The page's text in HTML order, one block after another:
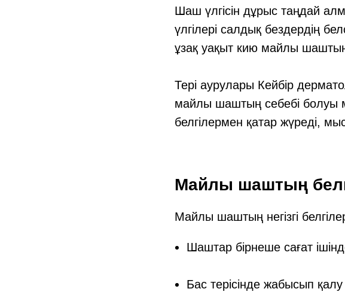
Шаш үлгісін дұрыс таңдай
үлгілері салдық бездердің
ұзақ уақыт кию майлы
Тері аурулары Кейбір
майлы шаштың себебі болуы
белгілермен қатар жүреді,
Майлы шаштың
Майлы шаштың негізгі
Шаштар бірнеше сағат
Бас терісінде жабысып